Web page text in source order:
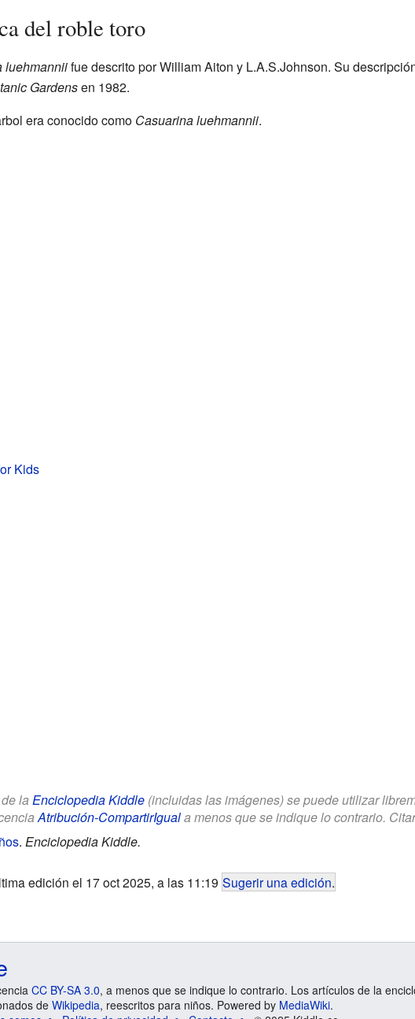
del roble toro
luehmanniifue descrito por William Aiton y L.A.S.Johnson. Su
Gardensen 1982.
era conocido como Casuarina luehmannii.
Kids
la Enciclopedia Kiddle(incluidas las imágenes) se puede utilizar
Atribución-CompartirIguala menos que se indique lo contrario.
. Enciclopedia Kiddle.
edición el 17 oct 2025, a las 11:19 Sugerir una edición.
CC BY-SA 3.0, a menos que se indique lo contrario. Los artículos de la
de Wikipedia, reescritos para niños. Powered by MediaWiki.